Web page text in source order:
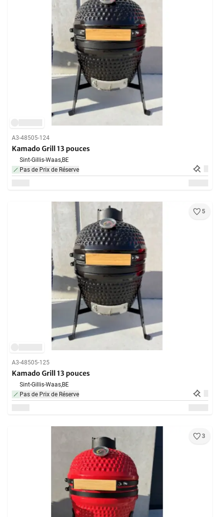
A3-48505-124
Kamado Grill 13 pouces
Sint-Gillis-Waas,BE
Pas de Prix de Réserve
5
A3-48505-125
Kamado Grill 13 pouces
Sint-Gillis-Waas,BE
Pas de Prix de Réserve
3